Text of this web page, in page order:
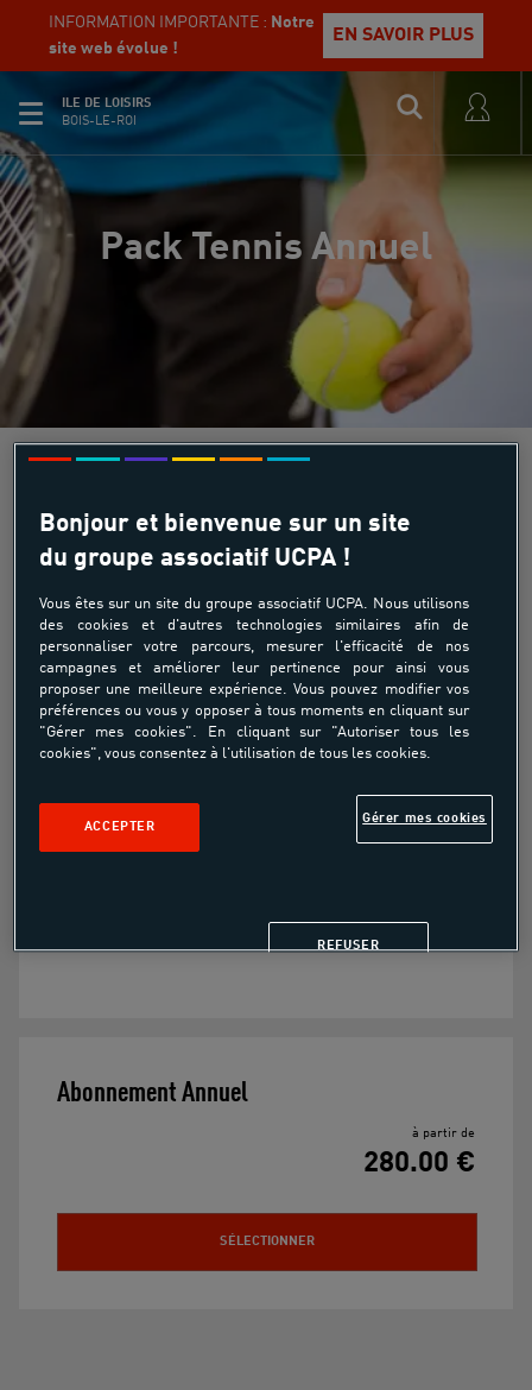
INFORMATION IMPORTANTE : Notre
site web évolue !
EN SAVOIR PLUS
ILE DE LOISIRS
BOIS-LE-ROI
Pack Tennis Annuel
À partir de
280.00€
régulièrement
Pour programmer un match acharné entre
Pour refaire le match autour d'un verre
Abonnement Annuel
à partir de
280.00 €
SÉLECTIONNER
Bonjour et bienvenue sur un site
du groupe associatif UCPA !
Vous êtes sur un site du groupe associatif UCPA. Nous utilisons
des cookies et d'autres technologies similaires afin de
personnaliser votre parcours, mesurer l'efficacité de nos
campagnes et améliorer leur pertinence pour ainsi vous
proposer une meilleure expérience. Vous pouvez modifier vos
préférences ou vous y opposer à tous moments en cliquant sur
"Gérer mes cookies". En cliquant sur "Autoriser tous les
cookies", vous consentez à l'utilisation de tous les cookies.
Gérer mes cookies
REFUSER
ACCEPTER